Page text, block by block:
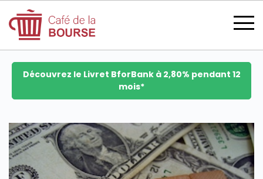
se connecter
devenir membre
Découvrez le Livret BforBank à 2,80% pendant 12
mois*